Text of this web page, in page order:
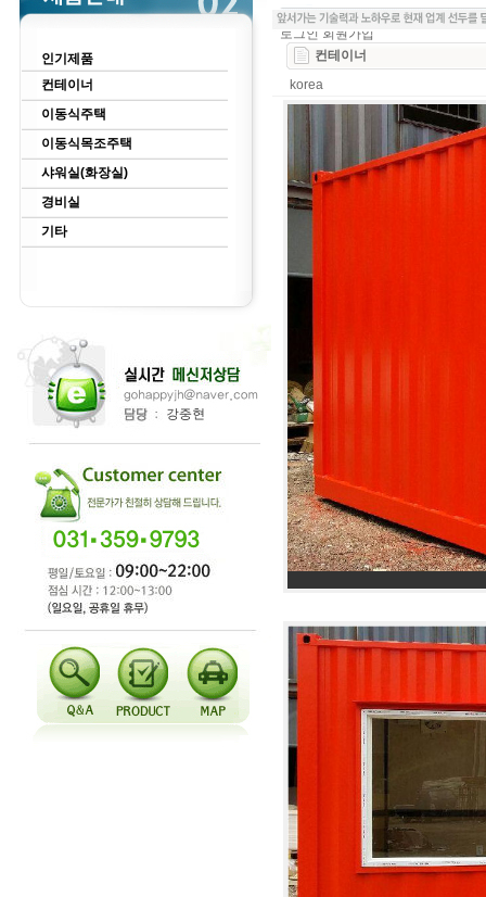
인기제품
컨테이너
이동식주택
이동식목조주택
샤워실(화장실)
경비실
기타
로그인 회원가입
컨테이너
korea